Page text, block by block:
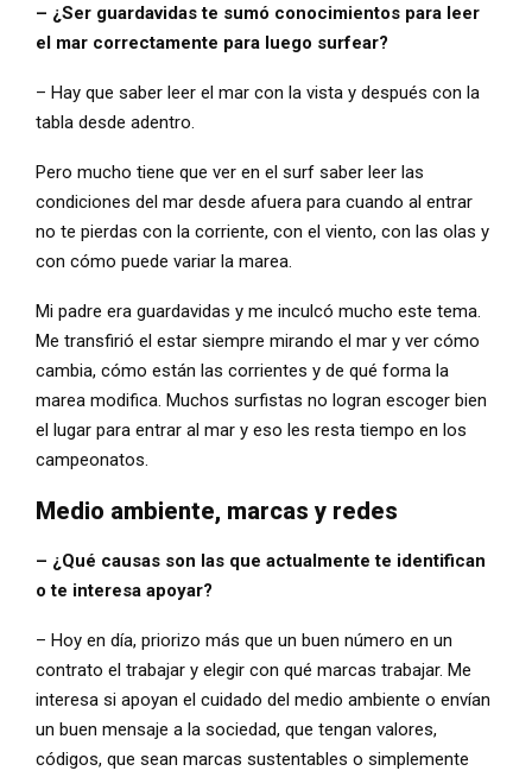
– ¿Ser guardavidas te sumó conocimientos para leer
el mar correctamente para luego surfear?
– Hay que saber leer el mar con la vista y después con la
tabla desde adentro.
Pero mucho tiene que ver en el surf saber leer las
condiciones del mar desde afuera para cuando al entrar
no te pierdas con la corriente, con el viento, con las olas y
con cómo puede variar la marea.
Mi padre era guardavidas y me inculcó mucho este tema.
Me transfirió el estar siempre mirando el mar y ver cómo
cambia, cómo están las corrientes y de qué forma la
marea modifica. Muchos surfistas no logran escoger bien
el lugar para entrar al mar y eso les resta tiempo en los
campeonatos.
Medio ambiente, marcas y redes
– ¿Qué causas son las que actualmente te identifican
o te interesa apoyar?
– Hoy en día, priorizo más que un buen número en un
contrato el trabajar y elegir con qué marcas trabajar. Me
interesa si apoyan el cuidado del medio ambiente o envían
un buen mensaje a la sociedad, que tengan valores,
códigos, que sean marcas sustentables o simplemente